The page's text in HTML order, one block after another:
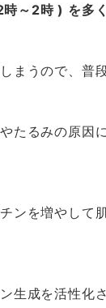
時～ 2時) を多
まうので、普
たるみの原因
ンを増やして
生成を活性化